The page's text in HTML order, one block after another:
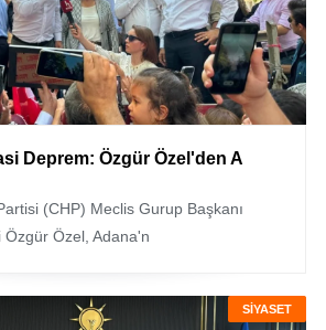
Deprem: Özgür Özel'den A
(CHP) Meclis Gurup Başkanı
Özel, Adana'n
SİYASET